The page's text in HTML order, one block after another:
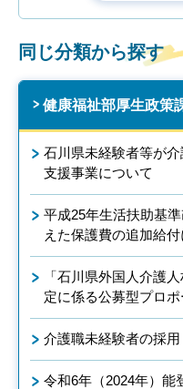
同じ分類から探す
健康福祉部厚生政策
石川県未経験者等が
支援事業について
平成25年生活扶助基
えた保護費の追加給
「石川県外国人介護
定に係る公募型プロ
介護職未経験者の採
令和6年（2024年）能